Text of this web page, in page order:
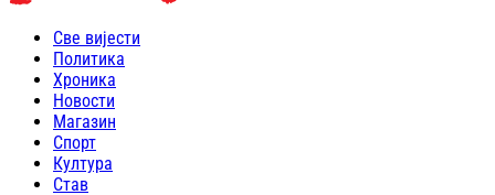
Све вијести
Политика
Хроника
Новости
Магазин
Спорт
Култура
Став